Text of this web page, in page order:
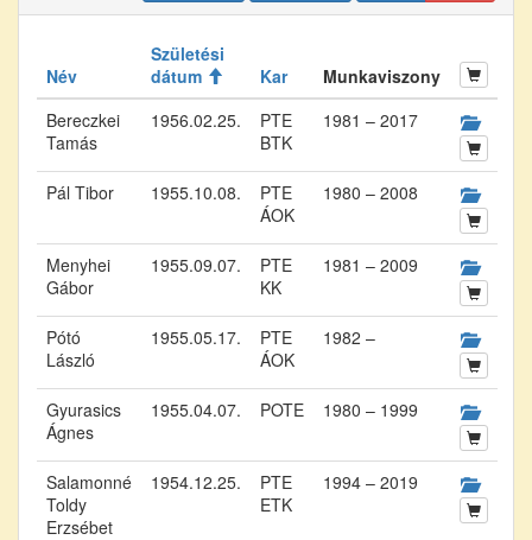
Név
Születési
dátum
Kar
Munkaviszony
Bereczkei
Tamás
1956.02.25.
PTE
BTK
1981 – 2017
Pál Tibor 1955.10.08.
PTE
ÁOK
1980 – 2008
Menyhei
Gábor
1955.09.07.
PTE
KK
1981 – 2009
Pótó
László
1955.05.17.
PTE
ÁOK
1982 –
Gyurasics
Ágnes
1955.04.07. POTE 1980 – 1999
Salamonné
Toldy
Erzsébet
1954.12.25.
PTE
ETK
1994 – 2019